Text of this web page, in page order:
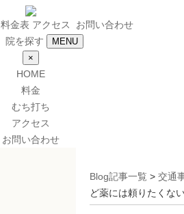
料金表 アクセス
お問い合わせ
院を探す
MENU
×
HOME
料金
むち打ち
アクセス
お問い合わせ
Blog記事一覧 > 交通
ど薬には頼りたくな